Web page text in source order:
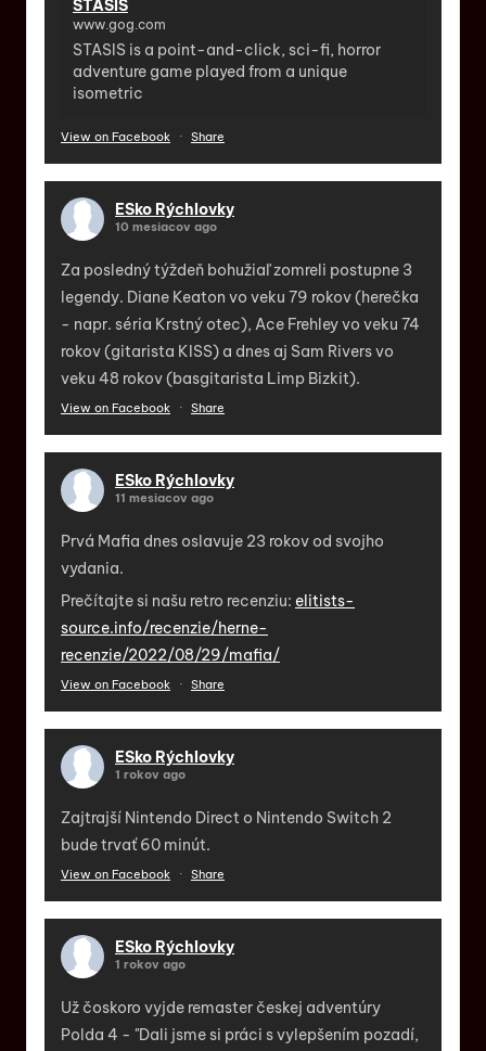
STASIS
www.gog.com
STASIS is a point-and-click, sci-fi, horror
adventure game played from a unique
isometric
View on Facebook · Share
ESko Rýchlovky
10 mesiacov ago
Za posledný týždeň bohužiaľ zomreli postupne 3
legendy. Diane Keaton vo veku 79 rokov (herečka
- napr. séria Krstný otec), Ace Frehley vo veku 74
rokov (gitarista KISS) a dnes aj Sam Rivers vo
veku 48 rokov (basgitarista Limp Bizkit).
View on Facebook · Share
ESko Rýchlovky
11 mesiacov ago
Prvá Mafia dnes oslavuje 23 rokov od svojho
vydania.
Prečítajte si našu retro recenziu: elitists-
source.info/recenzie/herne-
recenzie/2022/08/29/mafia/
View on Facebook · Share
ESko Rýchlovky
1 rokov ago
Zajtrajší Nintendo Direct o Nintendo Switch 2
bude trvať 60 minút.
View on Facebook · Share
ESko Rýchlovky
1 rokov ago
Už čoskoro vyjde remaster českej adventúry
Polda 4 - "Dali jsme si práci s vylepšením pozadí,